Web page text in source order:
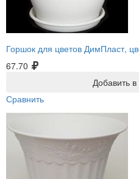
Горшок для цветов ДимПласт,
67.70
Добавить в
Сравнить